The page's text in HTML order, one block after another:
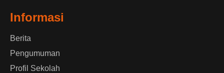
Informasi
Berita
Pengumuman
Profil Sekolah